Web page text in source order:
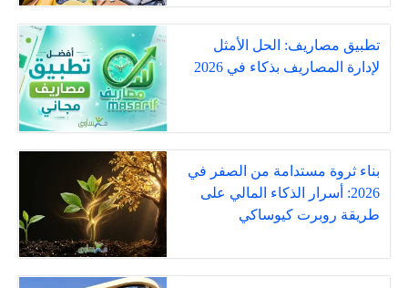
تطبيق مصاريف: الحل الأمثل
لإدارة المصاريف بذكاء في 2026
بناء ثروة مستدامة من الصفر في
2026: أسرار الذكاء المالي على
طريقة روبرت كيوساكي